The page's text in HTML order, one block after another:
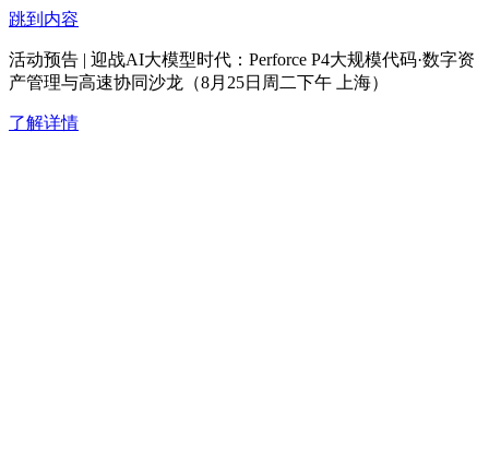
跳到内容
活动预告 | 迎战AI大模型时代：Perforce P4大规模代码·数字资
产管理与高速协同沙龙（8月25日周二下午 上海）
了解详情